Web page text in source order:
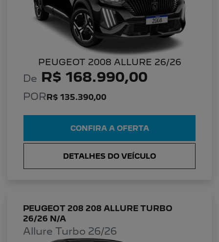
PEUGEOT 2008 ALLURE 26/26
De R$ 168.990,00
POR R$ 135.390,00
CONFIRA A OFERTA
DETALHES DO VEÍCULO
PEUGEOT 208 208 ALLURE TURBO
26/26 N/A
Allure Turbo 26/26